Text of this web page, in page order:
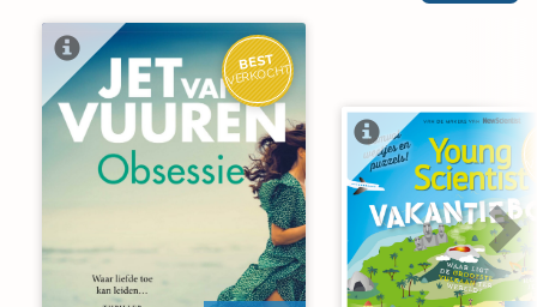
BEST
VERKOCHT